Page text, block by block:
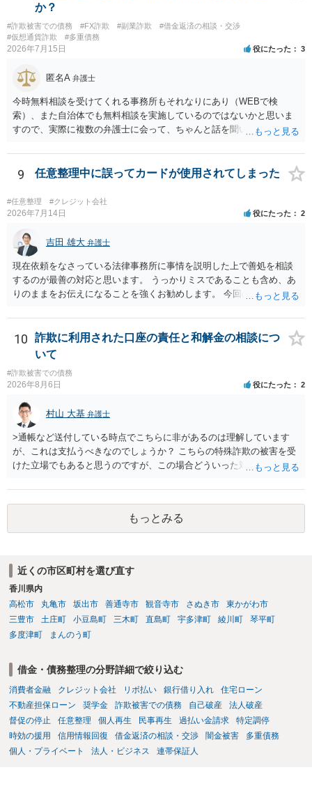
か？
#詐欺被害での債務 #FX詐欺 #副業詐欺
#借金返済の相談・交渉
#仮想通貨詐欺
#多重債務
2026年7月15日 役にたった 3
匿名A 弁護士
今時無料相談を受けてくれる事務所もそれなりにあり（WEBで検
索）、また自治体でも無料相談を実施しているのではないかと思いま
すので、実際に複数の弁護士に会って、ちゃんと話を聞いてくれる
はそもそも事案を把握できていないようですので、御相談の案件につ
いては弁護士として能力不足なのかもしれません。相手にしない方が
良いと思います。ただ、仮想通貨詐欺の被害回復は現実的には難しい
かもしれません。
9 任意整理中に誤ってカードが使用されてしまった
#任意整理 #クレジット会社
2026年7月14日 役にたった 2
吉田 雄大 弁護士
現在依頼をなさっている法律事務所に事情を説明した上で善処を相談
するのが最善の対応と思います。 うっかりミスであることも含め、あ
りのままをお伝えになることを強くお勧めします。 今回のできごとだ
早ければ早いほどいいのは間違いありません。 ご健闘をお祈りいたし
ます。
10
詐欺に利用された口座の責任と和解金の相談につ
いて
#詐欺被害での債務
2026年8月6日 役にたった 2
村山 大基 弁護士
>通帳など送付している時点でこちらに非があるのは理解しています
が、これは支払うべきなのでしょうか？ こちらの特殊詐欺の被害を受
けた立場でもあると思うのですが、この場合どういった対処が必要で
がいいとは思います。 そもそも、特殊詐欺関係なく旦那さんの行為
は法に触れる可能性もあります。 ＞100万を支払わず穏便に和解する
ことは可能でしょうか？ →一般的には難しいです。相談者さんも１０
０万円の被害を受けたとして、１円も払わないで和解したいと言われ
はありますか？ そこはあり得ます、ただ、弁護士費用かけるならその
分賠償に回すことも考えられるので、 兼ね合いは考えてみましょう。
もっとみる
近くの市区町村を選び直す
香川県内
高松市
丸亀市 坂出市 善通寺市 観音寺市 さぬき市
東かがわ市
三豊市
土庄町 小豆島町 三木町 直島町 宇多津町 綾川町
琴平町
多度津町
まんのう町
借金・債務整理の分野詳細で絞り込む
消費者金融 クレジット会社 リボ払い 銀行借り入れ
住宅ローン
不動産担保ローン
奨学金 詐欺被害での債務 自己破産
法人破産
督促の停止
任意整理 個人再生 民事再生 過払い金請求
特定調停
時効の援用
信用情報回復 借金返済の相談・交渉 闇金被害
多重債務
個人・プライベート
法人・ビジネス 連帯保証人